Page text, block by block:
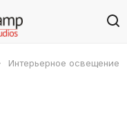
Интерьерное освещение